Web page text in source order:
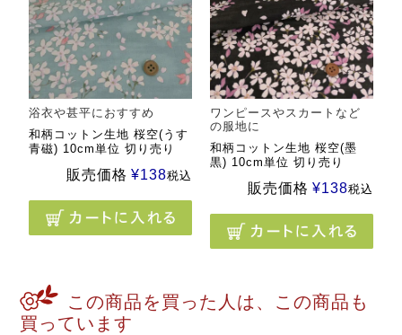
浴衣や甚平におすすめ
和柄コットン生地 桜空(うす
青磁) 10cm単位 切り売り
販売価格 ¥138税込
ワンピースやスカートなど
の服地に
和柄コットン生地 桜空(墨
黒) 10cm単位 切り売り
販売価格 ¥138税込
この商品を買った人は、この商品も
買っています